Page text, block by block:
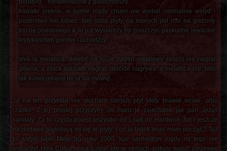
porobiło... metalikowcow z glastonsbury.
kawałki piękne, w sumie nigdy chujni nie wydali. normalnie wstyd i
pozerstwo nie lubieć. tam stare płyty, na nowych pół riffu na godzinę
trochę podobnego a to już wystarczy by zniszczyć paskudne lewackie
krytykanctwo gender i uchodźcy.
viva la metallica. dowód na to że żaden metalowy zespół nie nagrał
gówna. a black sabbath nagrał, deicide nagrywa. a metallica nie. bbo
tak kurwy jebane bo ja tak mówię.
Ja na ten przykład nie słucham starych płyt Mety prawie wcale, albo
rzadko. Z tej prostej przyczyny, że mam je zajechane jak pan Jezus
sandały. Za to często poleci wszystko od Load do Hardwire. No i jeszcze
na dodatek podobają mi się te płyty. I co ja bidok teraz mam począć? Toż
to wstyd lubić Metę po roku 2000, kuc sanhedryn nigdy mi tego nie
wybaczy! Mea Culpa, mea culpa! Idę w ramach pokuty wypić zgrzewkę